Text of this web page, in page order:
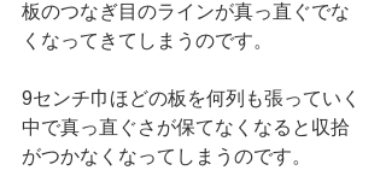
板のつなぎ目のラインが真っ直ぐでな
くなってきてしまうのです。
9センチ巾ほどの板を何列も張っていく
中で真っ直ぐさが保てなくなると収拾
がつかなくなってしまうのです。